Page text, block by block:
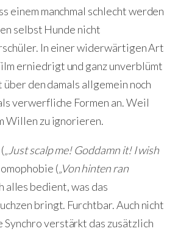
einem manchmal schlecht werden
selbst Hunde nicht
In einer widerwärtigen Art
erniedrigt und ganz unverblümt
den damals allgemein noch
verwerfliche Formen an. Weil
Willen zu ignorieren.
„Just scalp me! Goddamn it! I wish
(„Von hinten ran
alles bedient, was das
bringt. Furchtbar. Auch nicht
verstärkt das zusätzlich